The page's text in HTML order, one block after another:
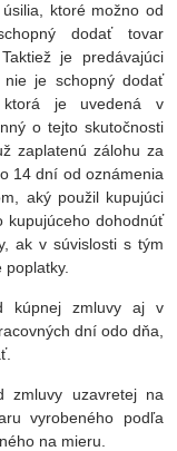
ktoré možno od
dodať tovar
je predávajúci
je schopný dodať
ktorá je uvedená v
o tejto skutočnosti
zaplatenú zálohu za
14 dní od oznámenia
aký použil kupujúci
kupujúceho dohodnúť
ak v súvislosti s tým
kúpnej zmluvy aj v
dní odo dňa,
zmluvy uzavretej na
vyrobeného podľa
na mieru.